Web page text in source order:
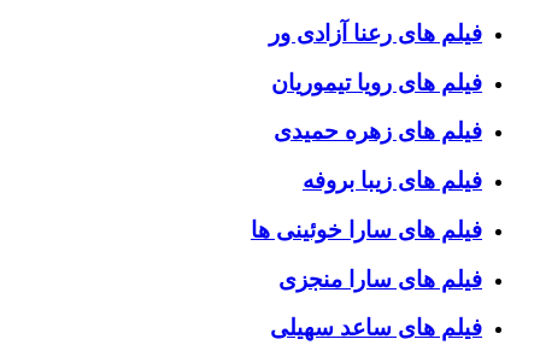
فیلم های رعنا آزادی ور
فیلم های رویا تیموریان
فیلم های زهره حمیدی
فیلم های زیبا بروفه
فیلم های سارا خوئینی ها
فیلم های سارا منجزی
فیلم های ساعد سهیلی